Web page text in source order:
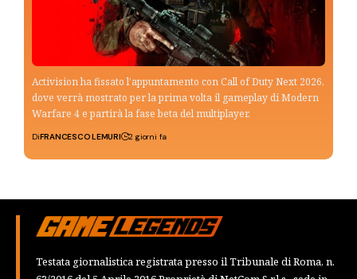
Activision ha fissato l’appuntamento con Call of Duty Next 2026,
dove verrà mostrato per la prima volta il gameplay di Modern
Warfare 4 e partirà la fase beta del multiplayer.
DiFRANCESCO LEMURI 2 giorni fa
Testata giornalistica registrata presso il Tribunale di Roma, n.